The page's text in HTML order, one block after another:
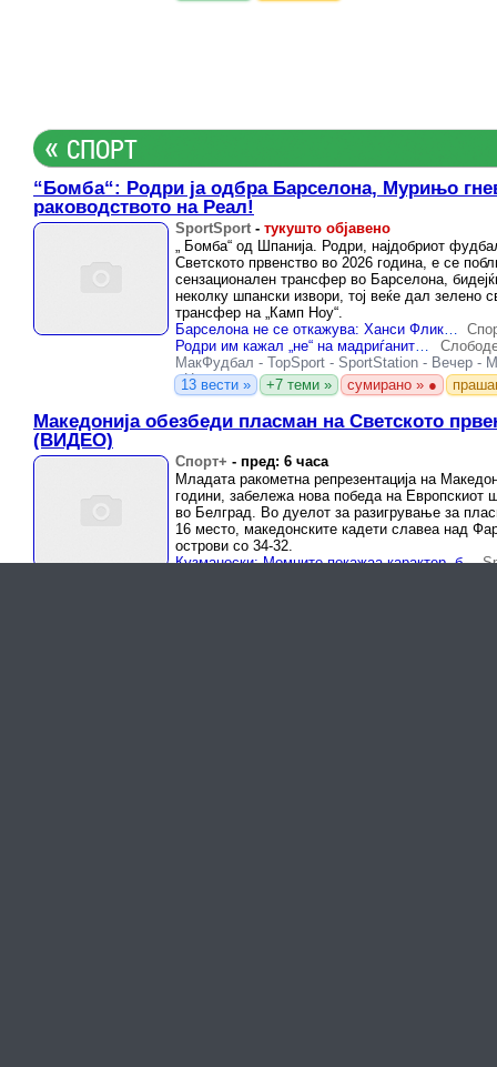
«СПОРТ
“Бомба“: Родри ја одбра Барселона, Мурињо
раководството на Реал!
SportSport - тукушто објавено
„ Бомба“ од Шпанија. Родри, најдобриот
Светското првенство во 2026 година, е се
сензационален трансфер во Барселона,
неколку шпански извори, тој веќе дал зелено
трансфер на „Камп Ноу“.
Барселона не се откажува: Ханси Флик лично му се јавил на Родри!
Родри им кажал „не“ на мадриѓаните и ѝ дал збор на Барселона – следуваат преговори со Сити
МакФудбал - TopSport - SportStation - Вечер -
-Национално
13 вести » +7 теми » сумирано » ●
Македонија обезбеди пласман на Светското
(ВИДЕО)
Спорт+ - пред: 6 часа
Младата ракометна репрезентација на
години, забележа нова победа на Европскиот
во Белград. Во дуелот за разигрување за
16 место, македонските кадети славеа над
острови со 34-32.
Кузманоски: Момците покажаа карактер, борбеност и тимски дух!